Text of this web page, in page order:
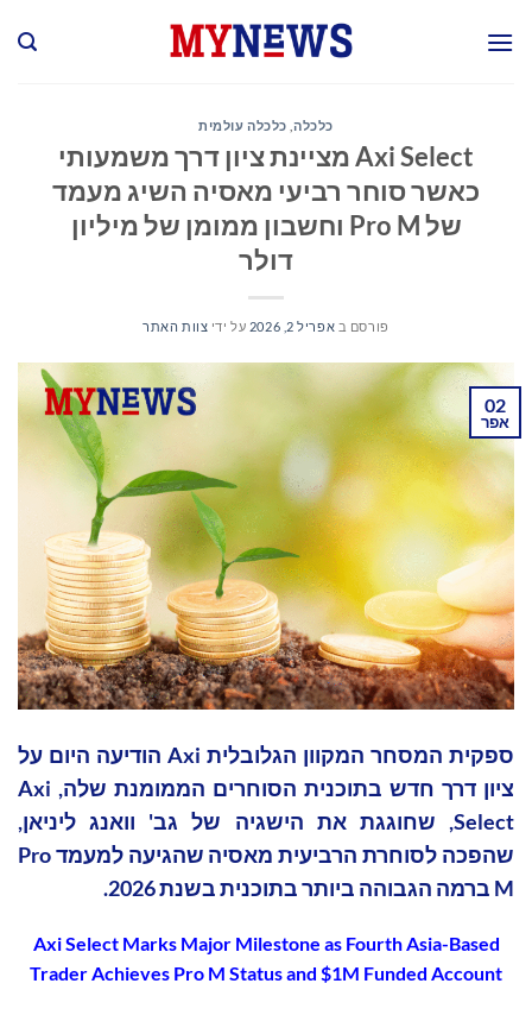
כלכלה, כלכלה עולמית
Axi Select מציינת ציון דרך משמעותי
כאשר סוחר רביעי מאסיה השיג מעמד
של Pro M וחשבון ממומן של מיליון
דולר
פורסם ב אפריל 2, 2026 על ידי צוות האתר
02
אפר
ספקית המסחר המקוון הגלובלית Axi הודיעה היום על
ציון דרך חדש בתוכנית הסוחרים הממומנת שלה, Axi
Select, שחוגגת את הישגיה של גב' וואנג ליניאן,
שהפכה לסוחרת הרביעית מאסיה שהגיעה למעמד Pro
M ברמה הגבוהה ביותר בתוכנית בשנת 2026.
Axi Select Marks Major Milestone as Fourth Asia-Based
Trader Achieves Pro M Status and $1M Funded Account